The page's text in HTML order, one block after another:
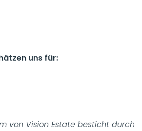
uns für:
von Vision Estate besticht durch